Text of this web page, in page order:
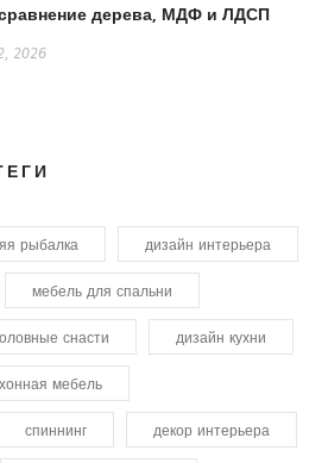
дерева, МДФ и ЛДСП
2026
рыбалка дизайн интерьера
мебель для спальни
снасти дизайн кухни
мебель
спиннинг декор интерьера